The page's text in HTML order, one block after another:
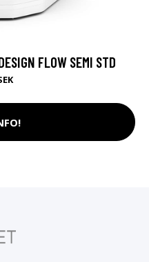
FLOW SEMI STD